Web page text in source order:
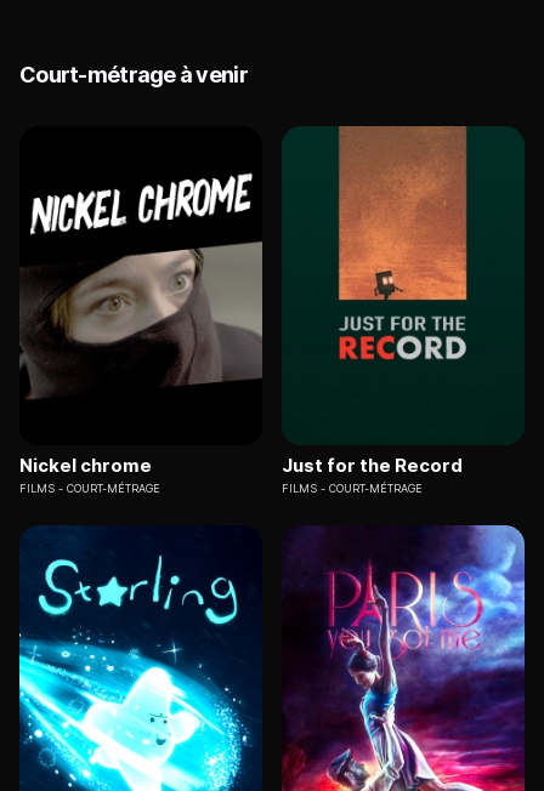
Court-métrage à venir
Nickel chrome
FILMS COURT-MÉTRAGE
Just for the Record
FILMS COURT-MÉTRAGE